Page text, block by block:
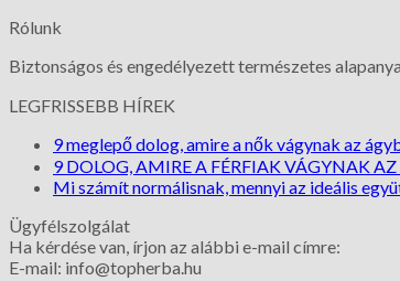
Rólunk
Biztonságos és engedélyezett természetes
LEGFRISSEBB HÍREK
9 meglepő dolog, amire a nők vágynak az
9 DOLOG, AMIRE A FÉRFIAK VÁGYNAK
Mi számít normálisnak, mennyi az ideális
Ügyfélszolgálat
Ha kérdése van, írjon az alábbi e-mail címre:
E-mail: info@topherba.hu